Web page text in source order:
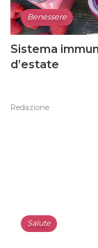
Benessere
Sistema
d’estate
Redazione
Salute